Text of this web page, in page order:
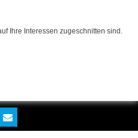
Ihre Interessen zugeschnitten sind.